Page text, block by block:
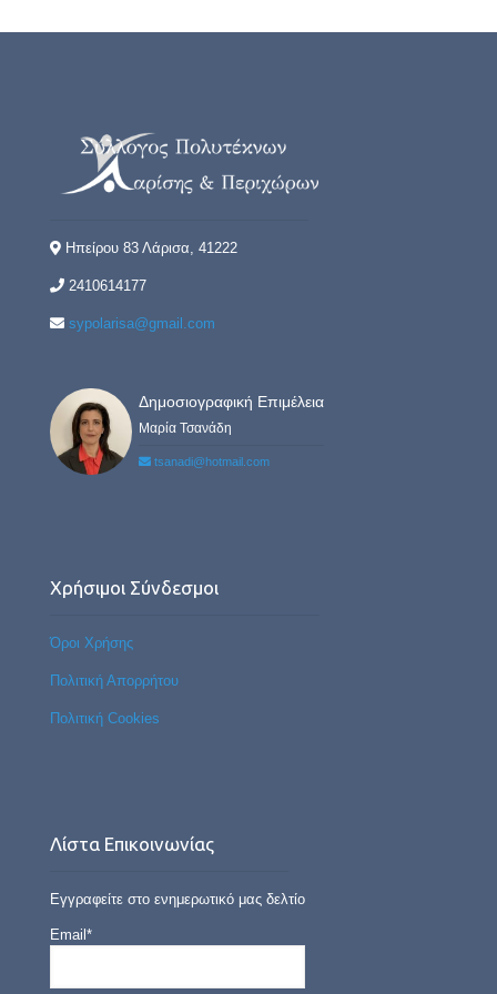
Ηπείρου 83 Λάρισα, 41222
2410614177
sypolarisa@gmail.com
Δημοσιογραφική Επιμέλεια
Μαρία Τσανάδη
tsanadi@hotmail.com
Χρήσιμοι Σύνδεσμοι
Όροι Χρήσης
Πολιτική Απορρήτου
Πολιτική Cookies
Λίστα Επικοινωνίας
Εγγραφείτε στο ενημερωτικό μας δελτίο
Email*